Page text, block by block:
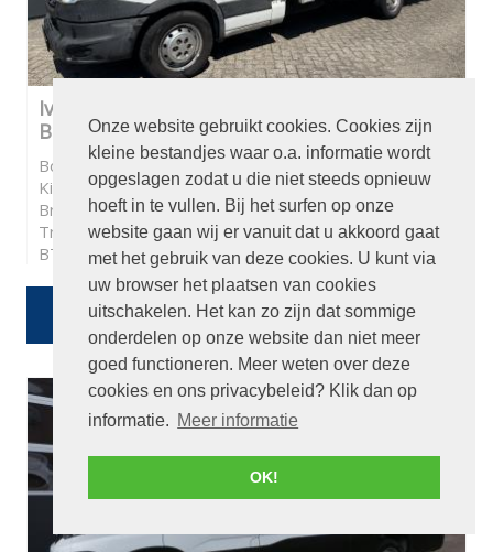
Onze website gebruikt cookies. Cookies zijn
kleine bestandjes waar o.a. informatie wordt
opgeslagen zodat u die niet steeds opnieuw
hoeft in te vullen. Bij het surfen op onze
website gaan wij er vanuit dat u akkoord gaat
met het gebruik van deze cookies. U kunt via
uw browser het plaatsen van cookies
uitschakelen. Het kan zo zijn dat sommige
onderdelen op onze website dan niet meer
goed functioneren. Meer weten over deze
cookies en ons privacybeleid? Klik dan op
informatie. Meer informatie
OK!
Iveco Daily 35S11 375 Pick-up L426cm
B214cm
Bouwjaar:
2013
Kilometerstand:
226746
Brandstof:
Diesel
Transmissie:
Automaat
BTW / Marge:
BTW
€ 6.950 Of € 124,04p/m